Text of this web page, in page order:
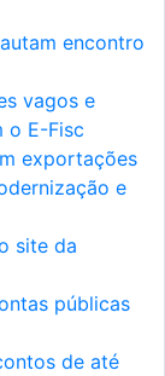
encontro
vagos e
o E-Fisc
exportações
e
site da
públicas
de até